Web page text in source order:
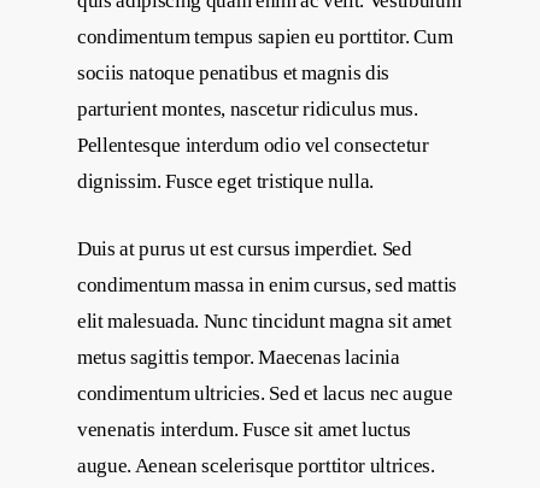
condimentum tempus sapien eu porttitor. Cum
sociis natoque penatibus et magnis dis
parturient montes, nascetur ridiculus mus.
Pellentesque interdum odio vel consectetur
dignissim. Fusce eget tristique nulla.
Duis at purus ut est cursus imperdiet. Sed
condimentum massa in enim cursus, sed mattis
elit malesuada. Nunc tincidunt magna sit amet
metus sagittis tempor. Maecenas lacinia
condimentum ultricies. Sed et lacus nec augue
venenatis interdum. Fusce sit amet luctus
augue. Aenean scelerisque porttitor ultrices.